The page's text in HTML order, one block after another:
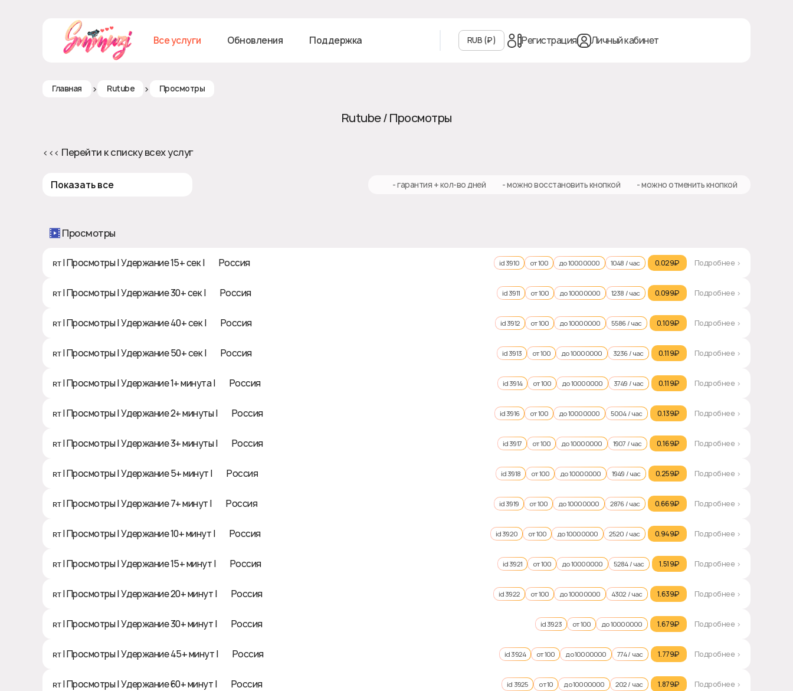
Все услуги Обновления Поддержка RUB (₽‎) Регистрация Личный кабинет
Главная > Rutube > Просмотры
Rutube / Просмотры
<<< Перейти к списку всех услуг
Показать все ♻️ - гарантия + кол-во дней ✅ - можно восстановить кнопкой ❎ - можно отменить кнопкой
Просмотры
ʀᴛ | Просмотры | Удержание 15+ сек | 🇷🇺 Россия id 3910 от 100 до 10000000 1048 / час 0.029₽‎ Подробнее >
ʀᴛ | Просмотры | Удержание 30+ сек | 🇷🇺 Россия id 3911 от 100 до 10000000 1238 / час 0.099₽‎ Подробнее >
ʀᴛ | Просмотры | Удержание 40+ сек | 🇷🇺 Россия id 3912 от 100 до 10000000 5586 / час 0.109₽‎ Подробнее >
ʀᴛ | Просмотры | Удержание 50+ сек | 🇷🇺 Россия id 3913 от 100 до 10000000 3236 / час 0.119₽‎ Подробнее >
ʀᴛ | Просмотры | Удержание 1+ минута | 🇷🇺 Россия id 3914 от 100 до 10000000 3749 / час 0.119₽‎ Подробнее >
ʀᴛ | Просмотры | Удержание 2+ минуты | 🇷🇺 Россия id 3916 от 100 до 10000000 5004 / час 0.139₽‎ Подробнее >
ʀᴛ | Просмотры | Удержание 3+ минуты | 🇷🇺 Россия id 3917 от 100 до 10000000 1907 / час 0.169₽‎ Подробнее >
ʀᴛ | Просмотры | Удержание 5+ минут | 🇷🇺 Россия id 3918 от 100 до 10000000 1949 / час 0.259₽‎ Подробнее >
ʀᴛ | Просмотры | Удержание 7+ минут | 🇷🇺 Россия id 3919 от 100 до 10000000 2876 / час 0.669₽‎ Подробнее >
ʀᴛ | Просмотры | Удержание 10+ минут | 🇷🇺 Россия id 3920 от 100 до 10000000 2520 / час 0.949₽‎ Подробнее >
ʀᴛ | Просмотры | Удержание 15+ минут | 🇷🇺 Россия id 3921 от 100 до 10000000 5284 / час 1.519₽‎ Подробнее >
ʀᴛ | Просмотры | Удержание 20+ минут | 🇷🇺 Россия id 3922 от 100 до 10000000 4302 / час 1.639₽‎ Подробнее >
ʀᴛ | Просмотры | Удержание 30+ минут | 🇷🇺 Россия id 3923 от 100 до 10000000 1.679₽‎ Подробнее >
ʀᴛ | Просмотры | Удержание 45+ минут | 🇷🇺 Россия id 3924 от 100 до 10000000 774 / час 1.779₽‎ Подробнее >
ʀᴛ | Просмотры | Удержание 60+ минут | 🇷🇺 Россия id 3925 от 10 до 10000000 202 / час 1.879₽‎ Подробнее >